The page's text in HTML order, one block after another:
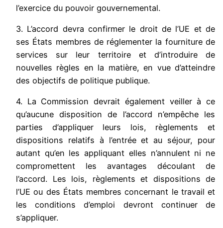
l’exercice du pouvoir gouvernemental.
3. L’accord devra confirmer le droit de l’UE et de
ses États membres de réglementer la fourniture de
services sur leur territoire et d’introduire de
nouvelles règles en la matière, en vue d’atteindre
des objectifs de politique publique.
4. La Commission devrait également veiller à ce
qu’aucune disposition de l’accord n’empêche les
parties d’appliquer leurs lois, règlements et
dispositions relatifs à l’entrée et au séjour, pour
autant qu’en les appliquant elles n’annulent ni ne
compromettent les avantages découlant de
l’accord. Les lois, règlements et dispositions de
l’UE ou des États membres concernant le travail et
les conditions d’emploi devront continuer de
s’appliquer.